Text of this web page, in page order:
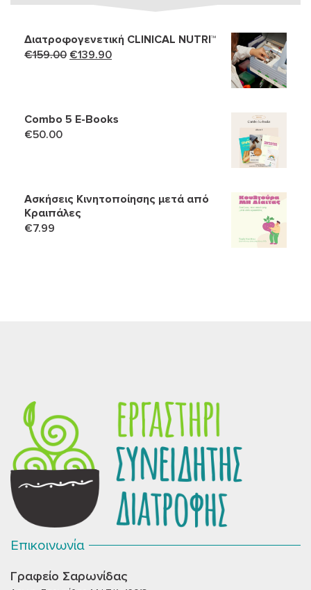
Διατροφογενετική CLINICAL NUTRI™
€159.00 Original
€139.90Η
€139.90.
Combo 5 Ε-Books
€50.00
Ασκήσεις Κινητοποίησης μετά από
Κραιπάλες
€7.99
Επικοινωνία
Γραφείο Σαρωνίδας